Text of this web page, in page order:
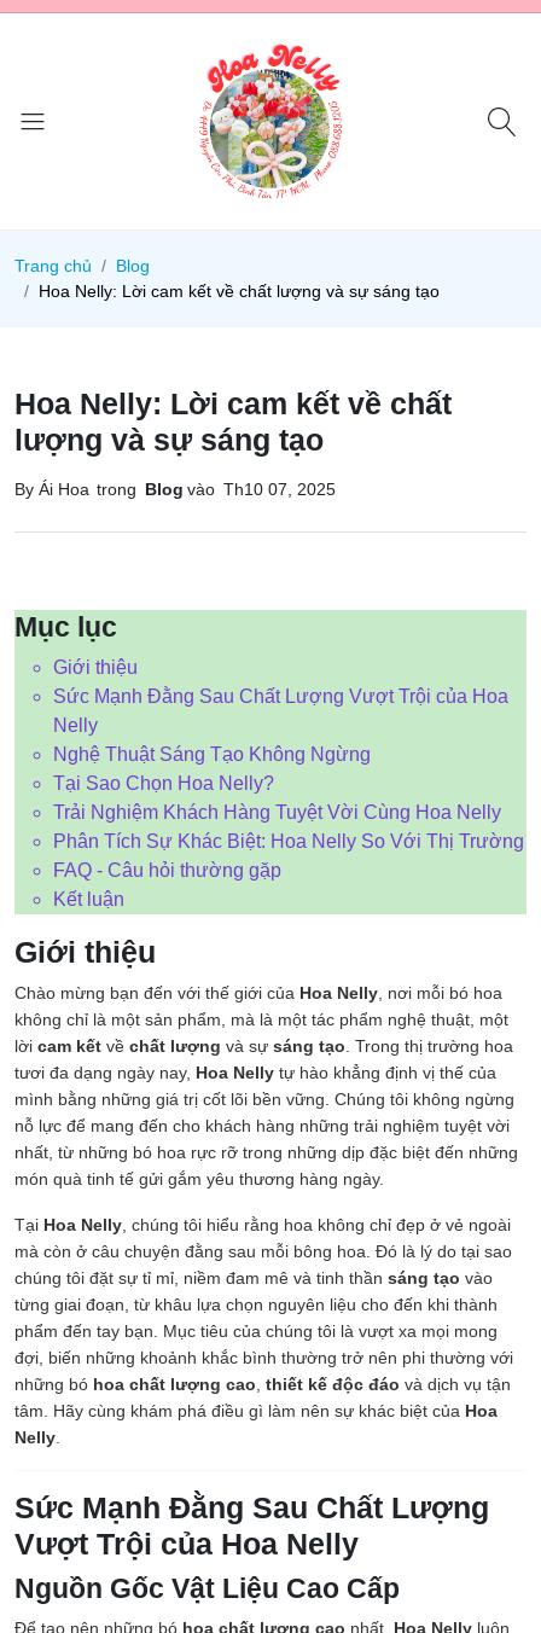
Trang chủ
Blog
Hoa Nelly: Lời cam kết về chất lượng và sự sáng tạo
Hoa Nelly: Lời cam kết về chất
lượng và sự sáng tạo
By Ái Hoa trong Blog vào Th10 07, 2025
Mục lục
Giới thiệu
Sức Mạnh Đằng Sau Chất Lượng Vượt Trội của Hoa
Nelly
Nghệ Thuật Sáng Tạo Không Ngừng
Tại Sao Chọn Hoa Nelly?
Trải Nghiệm Khách Hàng Tuyệt Vời Cùng Hoa Nelly
Phân Tích Sự Khác Biệt: Hoa Nelly So Với Thị Trường
FAQ - Câu hỏi thường gặp
Kết luận
Giới thiệu
Chào mừng bạn đến với thế giới của Hoa Nelly, nơi mỗi bó hoa
không chỉ là một sản phẩm, mà là một tác phẩm nghệ thuật, một
lời cam kết về chất lượng và sự sáng tạo. Trong thị trường hoa
tươi đa dạng ngày nay, Hoa Nelly tự hào khẳng định vị thế của
mình bằng những giá trị cốt lõi bền vững. Chúng tôi không ngừng
nỗ lực để mang đến cho khách hàng những trải nghiệm tuyệt vời
nhất, từ những bó hoa rực rỡ trong những dịp đặc biệt đến những
món quà tinh tế gửi gắm yêu thương hàng ngày.
Tại Hoa Nelly, chúng tôi hiểu rằng hoa không chỉ đẹp ở vẻ ngoài
mà còn ở câu chuyện đằng sau mỗi bông hoa. Đó là lý do tại sao
chúng tôi đặt sự tỉ mỉ, niềm đam mê và tinh thần sáng tạo vào
từng giai đoạn, từ khâu lựa chọn nguyên liệu cho đến khi thành
phẩm đến tay bạn. Mục tiêu của chúng tôi là vượt xa mọi mong
đợi, biến những khoảnh khắc bình thường trở nên phi thường với
những bó hoa chất lượng cao, thiết kế độc đáo và dịch vụ tận
tâm. Hãy cùng khám phá điều gì làm nên sự khác biệt của Hoa
Nelly.
Sức Mạnh Đằng Sau Chất Lượng
Vượt Trội của Hoa Nelly
Nguồn Gốc Vật Liệu Cao Cấp
Để tạo nên những bó hoa chất lượng cao nhất, Hoa Nelly luôn